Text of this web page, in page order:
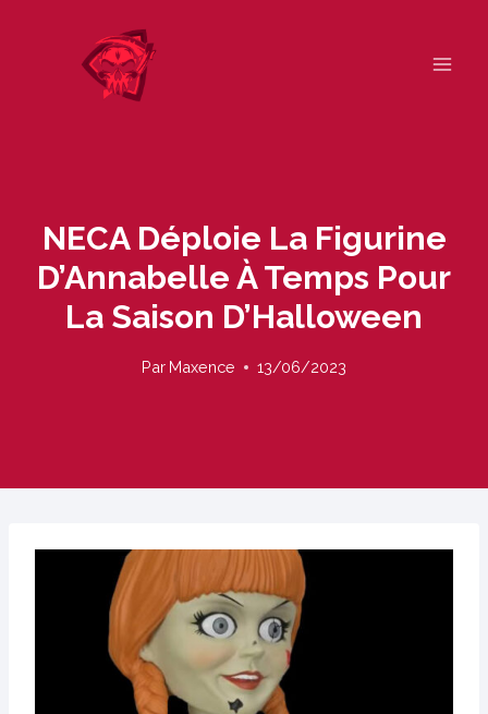
NECA Déploie La Figurine
D’Annabelle À Temps Pour
La Saison D’Halloween
Par Maxence 13/06/2023